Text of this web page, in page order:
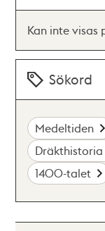
Kan inte visas
Sökord
Medeltiden
Dräkthistoria
1400-talet